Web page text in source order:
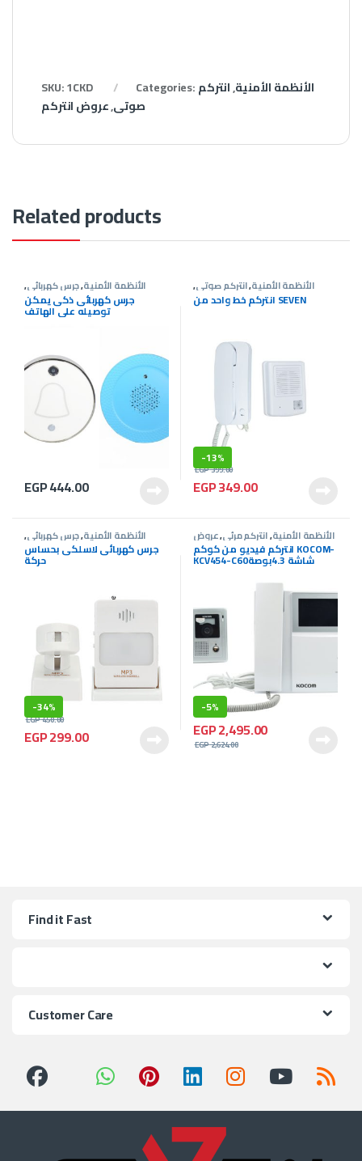
SKU:1CKD Categories: الأنظمة الأمنية,انتركم
صوتى,عروض انتركم
Related products
الأنظمة الأمنية,جرس كهربائى,
عروض انتركم
جرس كهربائى ذكى يمكن
توصيله على الهاتف
EGP444.00
الأنظمة الأمنية,انتركم صوتى,
عروض انتركم انتركم خط واحد من SEVEN
-13%
EGP349.00
EGP399.00
الأنظمة الأمنية,جرس كهربائى,
عروض انتركم
جرس كهربائى لاسلكى بحساس
حركة
-34%
EGP299.00
EGP450.00
الأنظمة الأمنية,انتركم مرئى,عروض
انتركم
انتركم فيديو من كوكم KOCOM-
KCV454-C60شاشة 4.3بوصة
-5%
EGP2,495.00
EGP2,624.00
Find it Fast
Customer Care